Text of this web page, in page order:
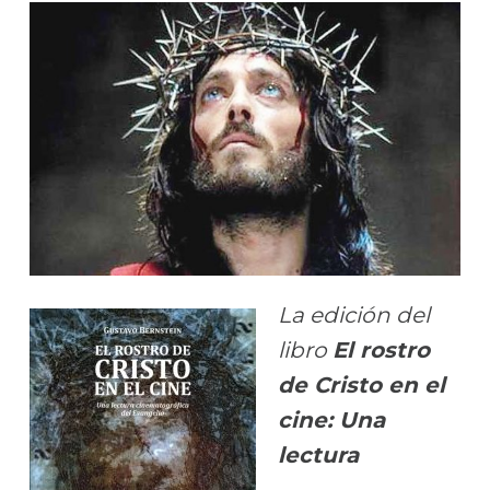
La edición del
libro El rostro
de Cristo en el
cine: Una
lectura